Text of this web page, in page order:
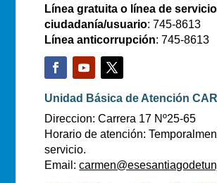
Línea gratuita o línea de
ciudadanía/usuario: 745-8613
Línea anticorrupción: 745-8613
Unidad Básica de Atención
Direccion: Carrera 17 Nº25-65
Horario de atención:
servicio.
Email: